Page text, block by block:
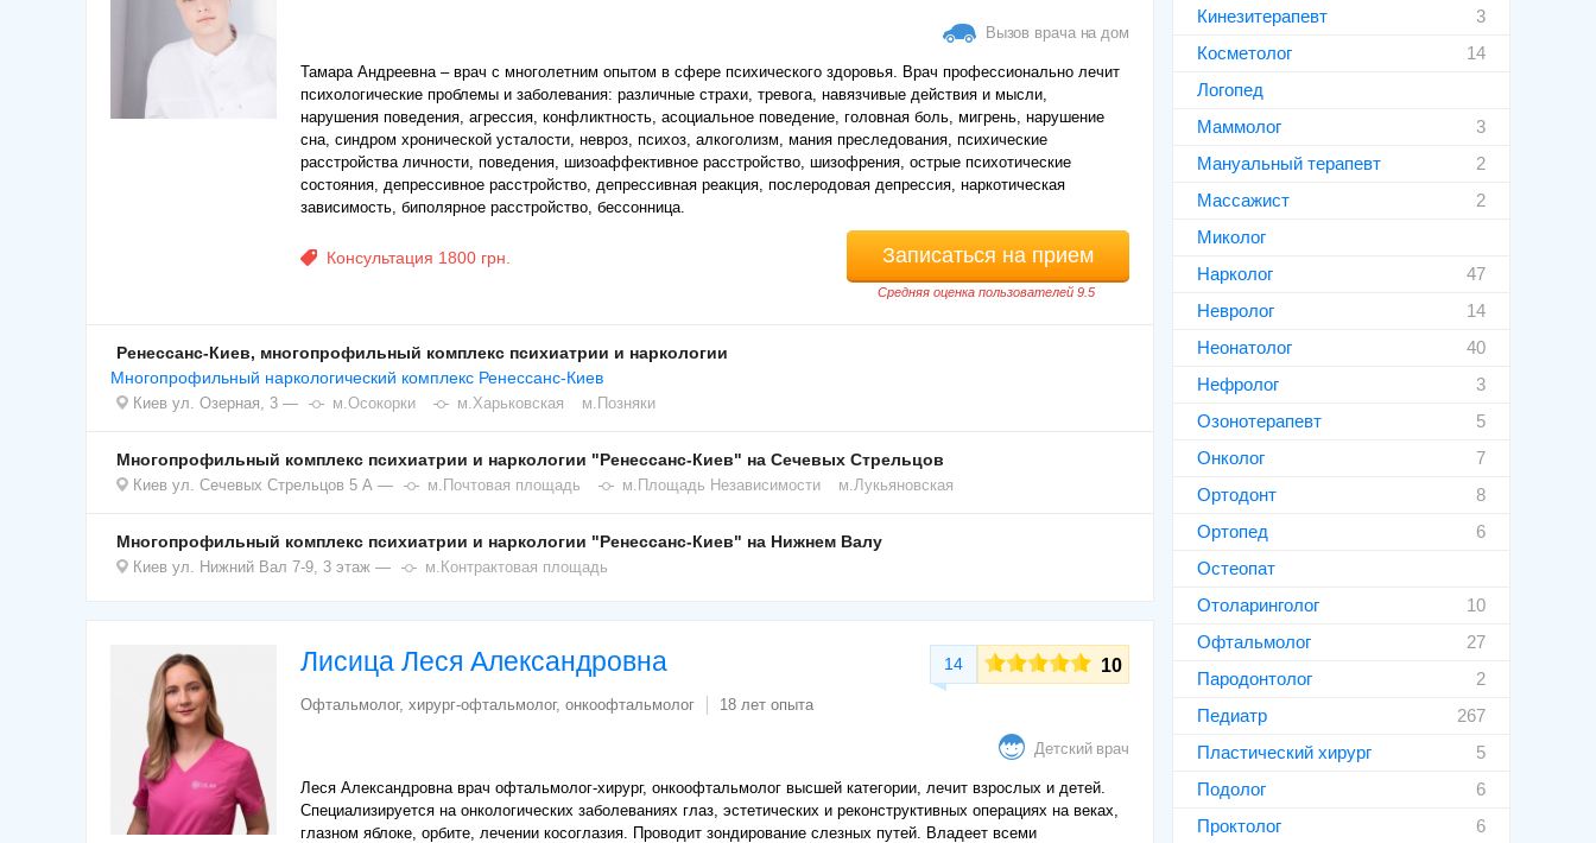
Вызов врача на дом
Тамара Андреевна – врач с многолетним опытом в сфере психического здоровья. Врач профессионально лечит
психологические проблемы и заболевания: различные страхи, тревога, навязчивые действия и мысли,
нарушения поведения, агрессия, конфликтность, асоциальное поведение, головная боль, мигрень, нарушение
сна, синдром хронической усталости, невроз, психоз, алкоголизм, мания преследования, психические
расстройства личности, поведения, шизоаффективное расстройство, шизофрения, острые психотические
состояния, депрессивное расстройство, депрессивная реакция, послеродовая депрессия, наркотическая
зависимость, биполярное расстройство, бессонница.
Записаться на прием
Средняя оценка пользователей 9.5
Консультация 1800 грн.
Ренессанс-Киев, многопрофильный комплекс психиатрии и наркологии
Многопрофильный наркологический комплекс Ренессанс-Киев
Киев ул. Озерная, 3 м.Осокорки м.Харьковская м.Позняки
Многопрофильный комплекс психиатрии и наркологии "Ренессанс-Киев" на Сечевых Стрельцов
Киев ул. Сечевых Стрельцов 5 А м.Почтовая площадь м.Площадь Независимости м.Лукьяновская
Многопрофильный комплекс психиатрии и наркологии "Ренессанс-Киев" на Нижнем Валу
Киев ул. Нижний Вал 7-9, 3 этаж м.Контрактовая площадь
Лисица Леся Александровна
Офтальмолог, хирург-офтальмолог, онкоофтальмолог 18 лет опыта
14 10
Детский врач
Леся Александровна врач офтальмолог-хирург, онкоофтальмолог высшей категории, лечит взрослых и детей.
Специализируется на онкологических заболеваниях глаз, эстетических и реконструктивных операциях на веках,
глазном яблоке, орбите, лечении косоглазия. Проводит зондирование слезных путей. Владеет всеми
Кинезитерапевт
3
Косметолог
14
Логопед
Маммолог
3
Мануальный терапевт
2
Массажист
2
Миколог
Нарколог
47
Невролог
14
Неонатолог
40
Нефролог
3
Озонотерапевт
5
Онколог
7
Ортодонт
8
Ортопед
6
Остеопат
Отоларинголог
10
Офтальмолог
27
Пародонтолог
2
Педиатр
267
Пластический хирург
5
Подолог
6
Проктолог
6